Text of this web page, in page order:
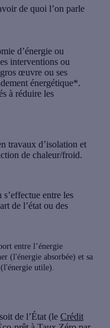
de quoi l’on parle
d’énergie ou
interventions ou
œuvre ou ses
énergétique*.
à réduire les
travaux d’isolation et
de chaleur/froid.
entre les
de l’état ou des
entre l’énergie
(l'énergie absorbée) et sa
utile).
de l’État (le Crédit